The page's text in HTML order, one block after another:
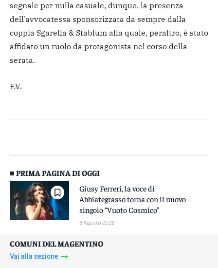
segnale per nulla casuale, dunque, la presenza
dell’avvocatessa sponsorizzata da sempre dalla
coppia Sgarella & Stablum alla quale, peraltro, è stato
affidato un ruolo da protagonista nel corso della
serata.
F.V.
■ PRIMA PAGINA DI OGGI
Giusy Ferreri, la voce di
Abbiategrasso torna con il nuovo
singolo “Vuoto Cosmico”
8 Agosto 2026
COMUNI DEL MAGENTINO
Vai alla sezione